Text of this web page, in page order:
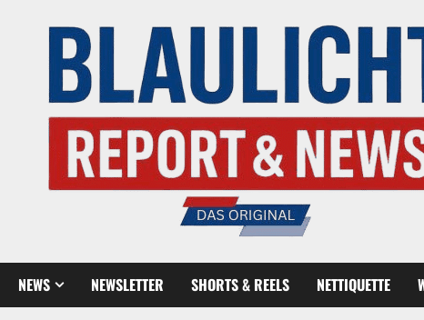
NEWS NEWSLETTER SHORTS & REELS NETTIQUETTE